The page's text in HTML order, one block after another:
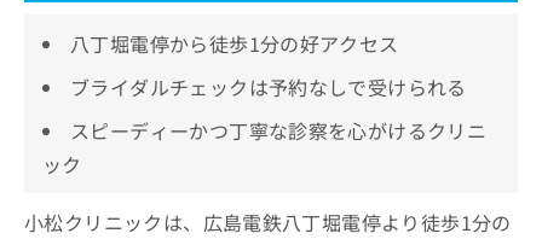
八丁堀電停から徒歩1分の好アクセス
ブライダルチェックは予約なしで受けられる
スピーディーかつ丁寧な診察を心がけるクリニ
ック
小松クリニックは、広島電鉄八丁堀電停より徒歩1分の